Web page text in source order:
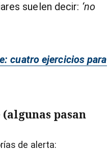
suelen decir: ‘no
cuatro ejercicios para
pasan
de alerta: